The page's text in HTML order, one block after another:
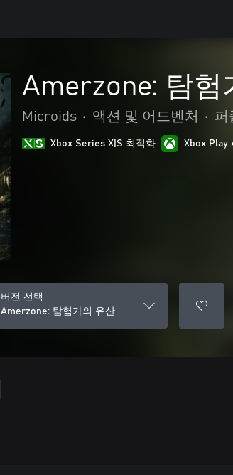
Amerzone: 탐험
Microids • 액션 및 어드벤처 • 퍼
Xbox Series X|S 최적화 Xbox Play
버전 선택
Amerzone: 탐험가의 유산